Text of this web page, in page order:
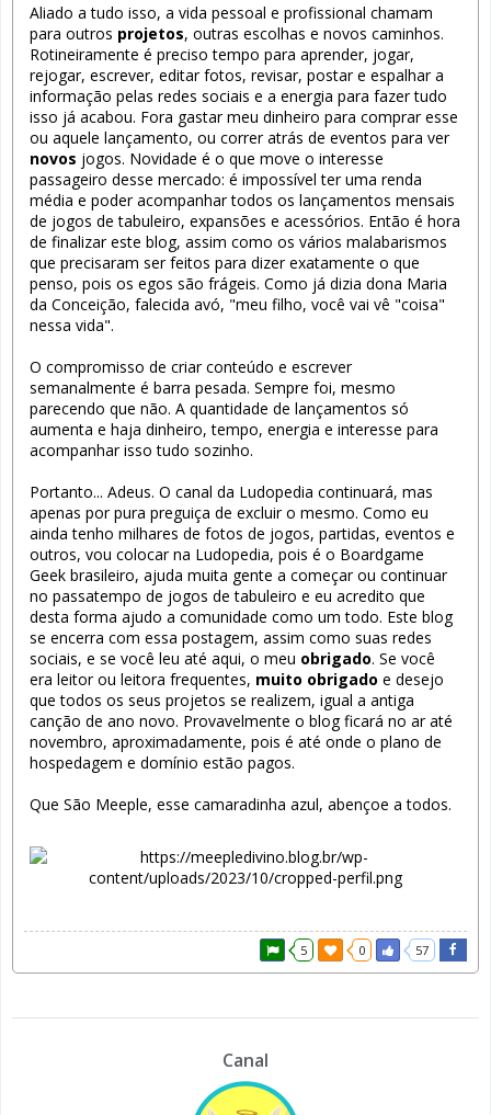
Aliado a tudo isso, a vida pessoal e profissional chamam
para outros projetos, outras escolhas e novos caminhos.
Rotineiramente é preciso tempo para aprender, jogar,
rejogar, escrever, editar fotos, revisar, postar e espalhar a
informação pelas redes sociais e a energia para fazer tudo
isso já acabou. Fora gastar meu dinheiro para comprar esse
ou aquele lançamento, ou correr atrás de eventos para ver
novos jogos. Novidade é o que move o interesse
passageiro desse mercado: é impossível ter uma renda
média e poder acompanhar todos os lançamentos mensais
de jogos de tabuleiro, expansões e acessórios. Então é hora
de finalizar este blog, assim como os vários malabarismos
que precisaram ser feitos para dizer exatamente o que
penso, pois os egos são frágeis. Como já dizia dona Maria
da Conceição, falecida avó, "meu filho, você vai vê "coisa"
nessa vida".
O compromisso de criar conteúdo e escrever
semanalmente é barra pesada. Sempre foi, mesmo
parecendo que não. A quantidade de lançamentos só
aumenta e haja dinheiro, tempo, energia e interesse para
acompanhar isso tudo sozinho.
Portanto... Adeus. O canal da Ludopedia continuará, mas
apenas por pura preguiça de excluir o mesmo. Como eu
ainda tenho milhares de fotos de jogos, partidas, eventos e
outros, vou colocar na Ludopedia, pois é o Boardgame
Geek brasileiro, ajuda muita gente a começar ou continuar
no passatempo de jogos de tabuleiro e eu acredito que
desta forma ajudo a comunidade como um todo. Este blog
se encerra com essa postagem, assim como suas redes
sociais, e se você leu até aqui, o meu obrigado. Se você
era leitor ou leitora frequentes, muito obrigado e desejo
que todos os seus projetos se realizem, igual a antiga
canção de ano novo. Provavelmente o blog ficará no ar até
novembro, aproximadamente, pois é até onde o plano de
hospedagem e domínio estão pagos.
Que São Meeple, esse camaradinha azul, abençoe a todos.
5 0 57
Canal